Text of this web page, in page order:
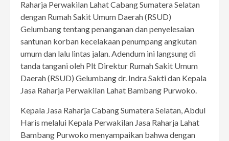
Raharja Perwakilan Lahat Cabang Sumatera Selatan
dengan Rumah Sakit Umum Daerah (RSUD)
Gelumbang tentang penanganan dan penyelesaian
santunan korban kecelakaan penumpang angkutan
umum dan lalu lintas jalan. Adendum ini langsung di
tanda tangani oleh Plt Direktur Rumah Sakit Umum
Daerah (RSUD) Gelumbang dr. Indra Sakti dan Kepala
Jasa Raharja Perwakilan Lahat Bambang Purwoko.
Kepala Jasa Raharja Cabang Sumatera Selatan, Abdul
Haris melalui Kepala Perwakilan Jasa Raharja Lahat
Bambang Purwoko menyampaikan bahwa dengan